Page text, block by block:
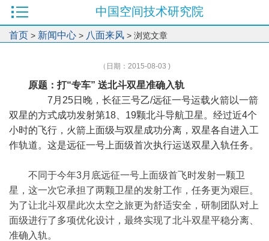
中国空间技术研究院
首页 > 新闻中心 > 八面来风 > 浏览文章
（日期：2015-08-03 )
原题：打“专车” 送北斗双星准确入轨
7月25日晚，长征三号乙/远征一号运载火箭以一箭
双星的方式成功发射第18、19颗北斗导航卫星。经过近4个
小时的飞行，火箭上面级与双星成功分离，双星各自进入工
作轨道。这是远征一号上面级首次执行运送双星入轨任务。
不同于今年3月底远征一号上面级首飞时发射一颗卫
星，这一次它承担了两颗卫星的发射工作，任务更为艰巨。
为了让北斗双星此次太空之旅更为舒适安全，研制团队对上
面级进行了多项优化设计，最终实现了北斗双星平稳分离、
准确入轨。